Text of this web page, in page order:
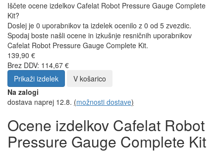
Iščete ocene izdelkov Cafelat Robot Pressure Gauge Complete
Kit?
Doslej je 0 uporabnikov ta izdelek ocenilo z 0 od 5 zvezdic.
Spodaj boste našli ocene in izkušnje resničnih uporabnikov
Cafelat Robot Pressure Gauge Complete Kit.
139,90 €
Brez DDV: 114,67 €
Prikaži izdelek
V košarico
Na zalogi
dostava naprej 12.8. (možnosti dostave)
Ocene izdelkov Cafelat Robot
Pressure Gauge Complete Kit